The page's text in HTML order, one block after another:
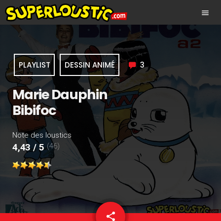
menu
PLAYLIST DESSIN ANIMÉ 3
Marie Dauphin
Bibifoc
Note des loustics
4,43 / 5 (46)
share
email